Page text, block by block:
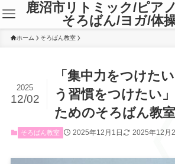
鹿沼市リトミック/ピア
そろばん/ヨガ/体
ホーム そろばん教室
「集中力をつけた
う習慣をつけたい
ためのそろばん教室
2025
12/02
そろばん教室 2025年12月1日 2025年12月